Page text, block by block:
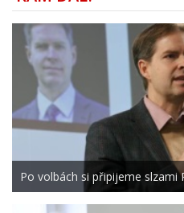
Po volbách si připijeme slzami